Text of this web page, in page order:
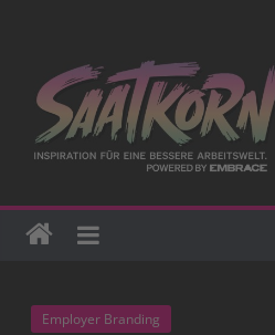
Employer Branding